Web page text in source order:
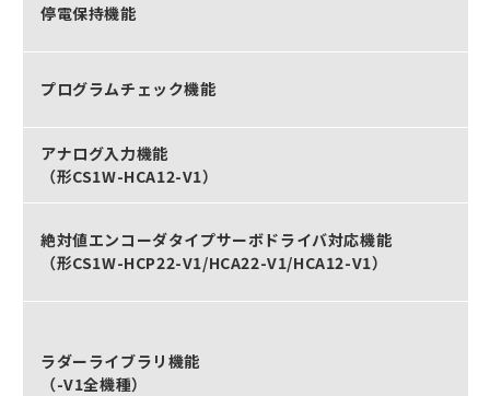
停電保持機能
プログラムチェック機能
アナログ入力機能
（形CS1W-HCA12-V1）
絶対値エンコーダタイプサーボドライバ対応機能
（形CS1W-HCP22-V1/HCA22-V1/HCA12-V1）
ラダーライブラリ機能
（-V1全機種）